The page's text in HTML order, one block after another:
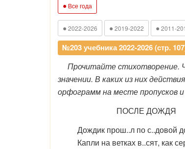
● Все года
● 2022-2026 ● 2019-2022 ● 2011-
№203 учебника 2022-2026 (стр.
Прочитайте стихотворение.
значении. В каких из них
орфограмм на месте пропусков и
ПОСЛЕ ДОЖДЯ
Дождик прош..л по с..довой
Капли на ветках в..сят, как